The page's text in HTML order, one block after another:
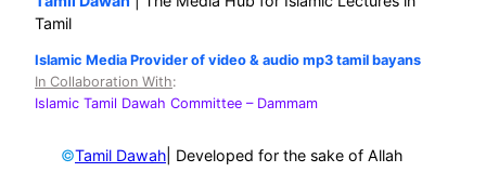
Tamil
Islamic Media Provider of video & audio mp3 tamil bayans
In Collaboration With:
Islamic Tamil Dawah Committee – Dammam
©Tamil Dawah | Developed for the sake of Allah